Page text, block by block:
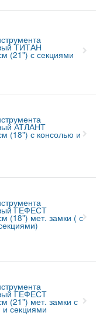
ТИТАН
(21") с секциями
АТЛАНТ
(18") с консолью и
ГЕФЕСТ
(18") мет. замки ( с
ГЕФЕСТ
(21") мет. замки с
секциями